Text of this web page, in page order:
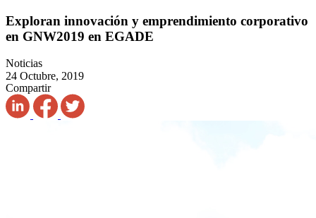
Exploran innovación y emprendimiento corporativo
en GNW2019 en EGADE
Noticias
24 Octubre, 2019
Compartir